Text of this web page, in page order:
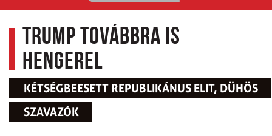
Trump továbbra is
hengerel
KÉTSÉGBEESETT REPUBLIKÁNUS ELIT, DÜHÖS
SZAVAZÓK